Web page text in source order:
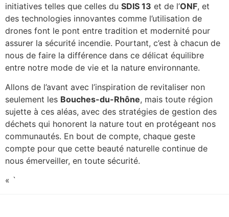
initiatives telles que celles du SDIS 13 et de l’ONF, et
des technologies innovantes comme l’utilisation de
drones font le pont entre tradition et modernité pour
assurer la sécurité incendie. Pourtant, c’est à chacun de
nous de faire la différence dans ce délicat équilibre
entre notre mode de vie et la nature environnante.
Allons de l’avant avec l’inspiration de revitaliser non
seulement les Bouches-du-Rhône, mais toute région
sujette à ces aléas, avec des stratégies de gestion des
déchets qui honorent la nature tout en protégeant nos
communautés. En bout de compte, chaque geste
compte pour que cette beauté naturelle continue de
nous émerveiller, en toute sécurité.
« `